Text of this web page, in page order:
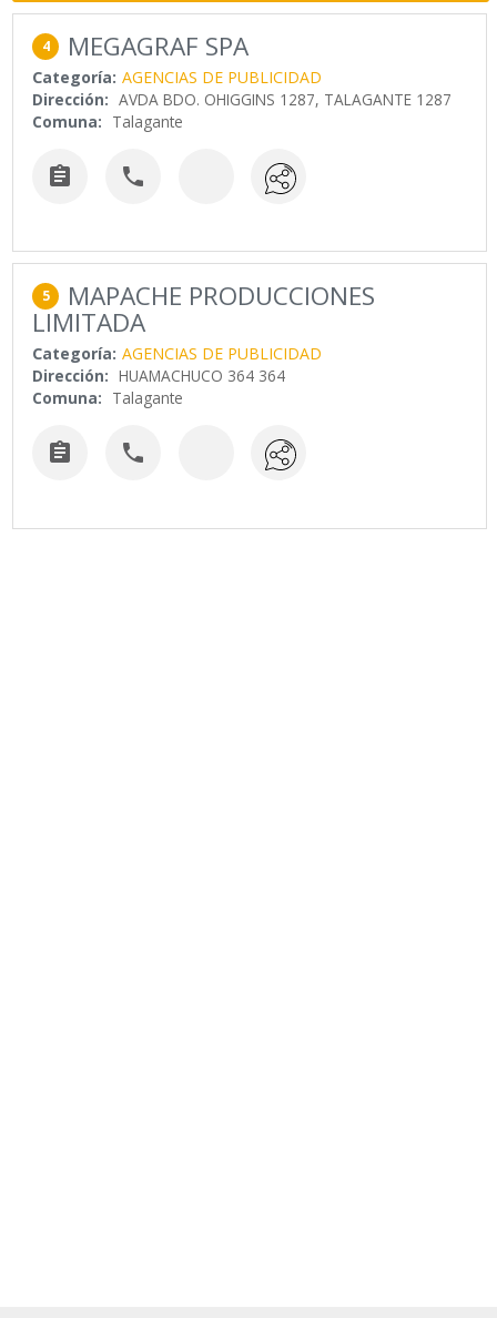
4 MEGAGRAF SPA
Categoría: AGENCIAS DE PUBLICIDAD
Dirección: AVDA BDO. OHIGGINS 1287, TALAGANTE 1287
Comuna: Talagante
 
5 MAPACHE PRODUCCIONES
LIMITADA
Categoría: AGENCIAS DE PUBLICIDAD
Dirección: HUAMACHUCO 364 364
Comuna: Talagante
 